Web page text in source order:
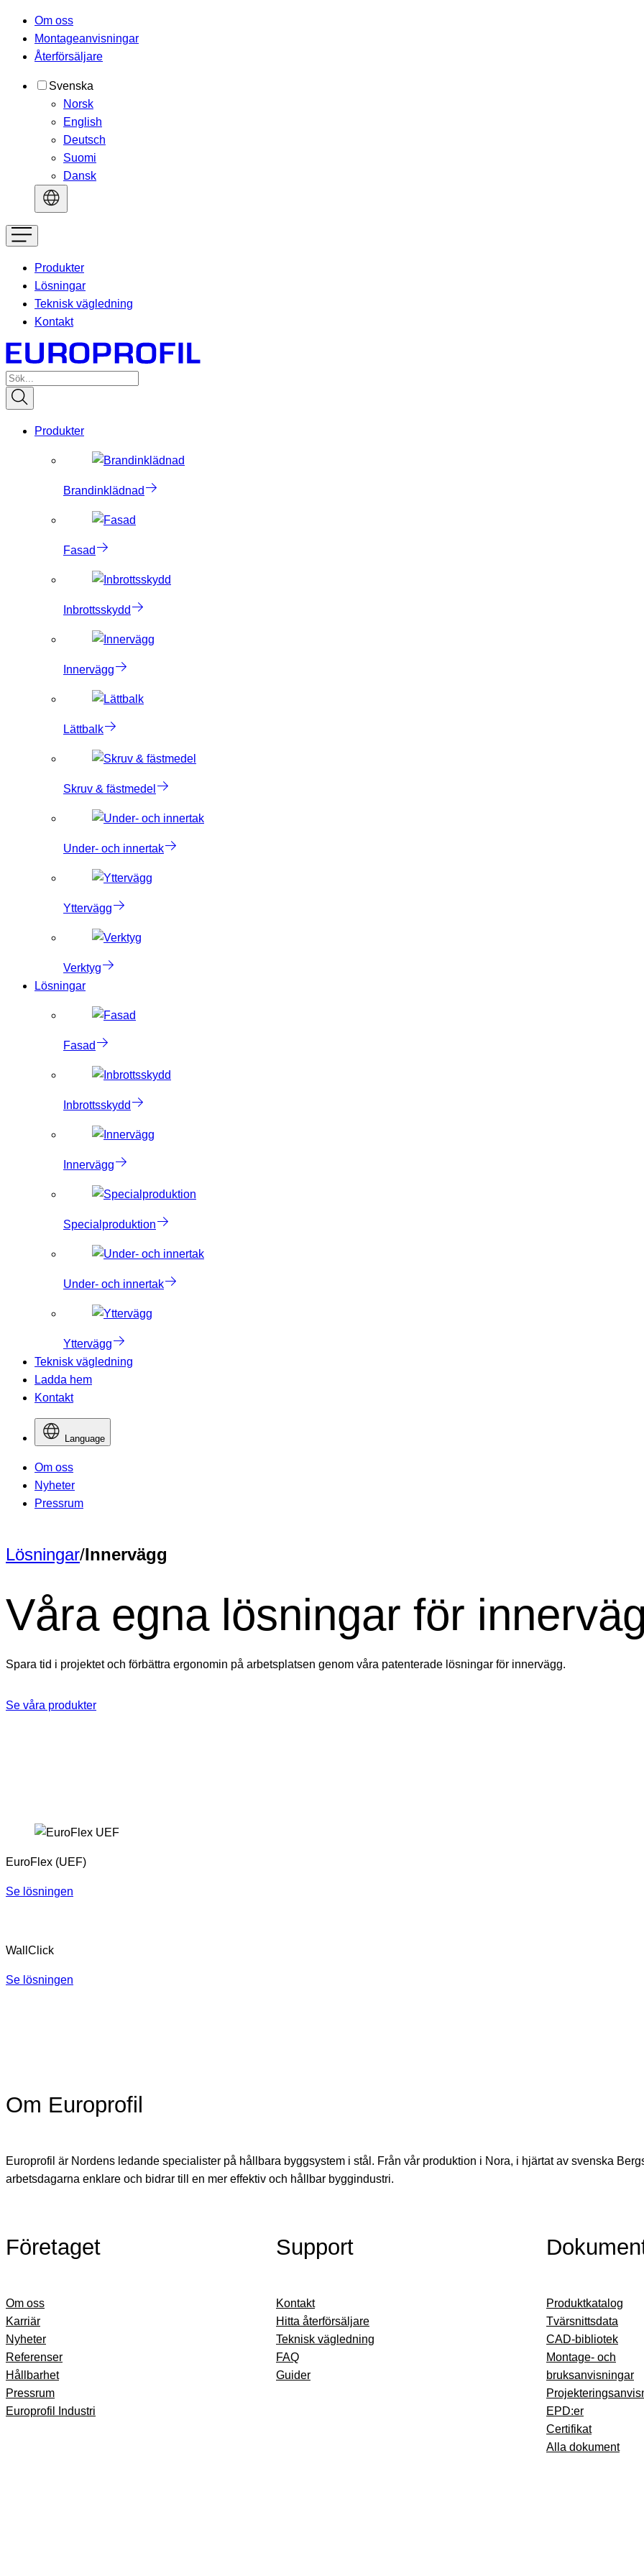
Om oss
Montageanvisningar
Återförsäljare
Svenska
Norsk
English
Deutsch
Suomi
Dansk
Produkter
Lösningar
Teknisk vägledning
Kontakt
Produkter
Brandinklädnad
Fasad
Inbrottsskydd
Innervägg
Lättbalk
Skruv & fästmedel
Under- och innertak
Yttervägg
Verktyg
Lösningar
Fasad
Inbrottsskydd
Innervägg
Specialproduktion
Under- och innertak
Yttervägg
Teknisk vägledning
Ladda hem
Kontakt
Language
Om oss
Nyheter
Pressrum
Lösningar/Innervägg
Våra egna lösningar för
Spara tid i projektet och förbättra ergonomin på arbetsplatsen genom våra patenterade lösningar för innervägg.
Se våra produkter
EuroFlex (UEF)
Se lösningen
WallClick
Se lösningen
Om Europrofil
Europrofil är Nordens ledande specialister på hållbara byggsystem i stål. Från vår produktion i Nora, i hjärtat av svenska
arbetsdagarna enklare och bidrar till en mer effektiv och hållbar byggindustri.
Företaget
Om oss
Karriär
Nyheter
Referenser
Hållbarhet
Pressrum
Europrofil Industri
Support
Kontakt
Hitta återförsäljare
Teknisk vägledning
FAQ
Guider
Produktkatalog
Tvärsnittsdata
CAD-bibliotek
Montage- och
bruksanvisningar
EPD:er
Certifikat
Alla dokument